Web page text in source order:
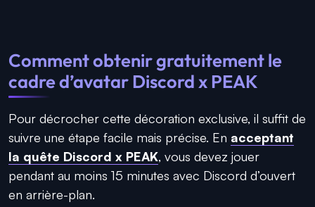
Comment obtenir gratuitement le
cadre d’avatar Discord x PEAK
Pour décrocher cette décoration exclusive, il suffit de
suivre une étape facile mais précise. En acceptant
la quête Discord x PEAK, vous devez jouer
pendant au moins 15 minutes avec Discord d’ouvert
en arrière-plan.